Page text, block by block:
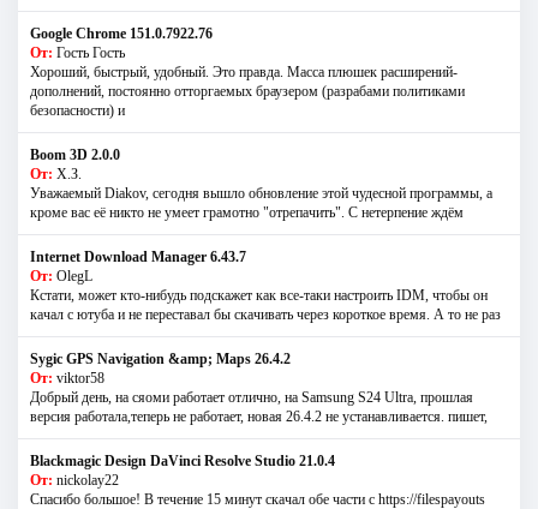
Google Chrome 151.0.7922.76
От: Гость Гость
Хороший, быстрый, удобный. Это правда. Масса плюшек расширений-
дополнений, постоянно отторгаемых браузером (разрабами политиками
безопасности) и
Boom 3D 2.0.0
От: Х.З.
Уважаемый Diakov, сегодня вышло обновление этой чудесной программы, а
кроме вас её никто не умеет грамотно "отрепачить". С нетерпение ждём
Internet Download Manager 6.43.7
От: OlegL
Кстати, может кто-нибудь подскажет как все-таки настроить IDM, чтобы он
качал с ютуба и не переставал бы скачивать через короткое время. А то не раз
Sygic GPS Navigation &amp; Maps 26.4.2
От: viktor58
Добрый день, на сяоми работает отлично, на Samsung S24 Ultra, прошлая
версия работала,теперь не работает, новая 26.4.2 не устанавливается. пишет,
Blackmagic Design DaVinci Resolve Studio 21.0.4
От: nickolay22
Спасибо большое! В течение 15 минут скачал обе части с https://filespayouts